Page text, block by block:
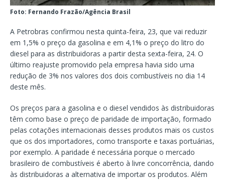
Foto: Fernando Frazão/Agência Brasil
A Petrobras confirmou nesta quinta-feira, 23, que vai reduzir
em 1,5% o preço da gasolina e em 4,1% o preço do litro do
diesel para as distribuidoras a partir desta sexta-feira, 24. O
último reajuste promovido pela empresa havia sido uma
redução de 3% nos valores dos dois combustíveis no dia 14
deste mês.
Os preços para a gasolina e o diesel vendidos às distribuidoras
têm como base o preço de paridade de importação, formado
pelas cotações internacionais desses produtos mais os custos
que os dos importadores, como transporte e taxas portuárias,
por exemplo. A paridade é necessária porque o mercado
brasileiro de combustíveis é aberto à livre concorrência, dando
às distribuidoras a alternativa de importar os produtos. Além